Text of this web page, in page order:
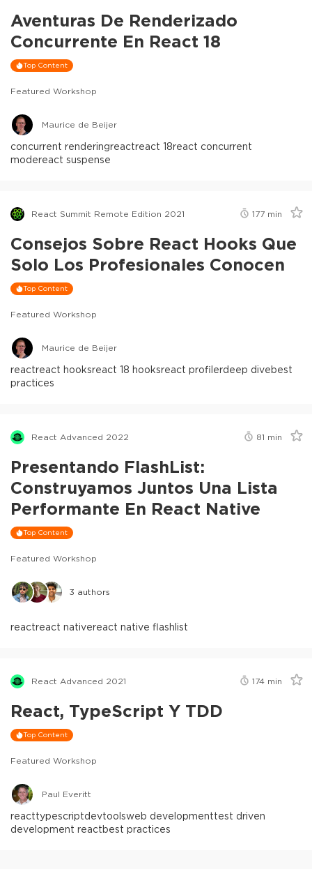
Aventuras De Renderizado
Concurrente En React 18
Top Content
Featured Workshop
Maurice de Beijer
concurrent renderingreactreact 18react concurrent
modereact suspense
React Summit Remote Edition 2021 177 min
Consejos Sobre React Hooks Que
Solo Los Profesionales Conocen
Top Content
Featured Workshop
Maurice de Beijer
reactreact hooksreact 18 hooksreact profilerdeep divebest
practices
React Advanced 2022 81 min
Presentando FlashList:
Construyamos Juntos Una Lista
Performante En React Native
Top Content
Featured Workshop
3 authors
reactreact nativereact native flashlist
React Advanced 2021 174 min
React, TypeScript Y TDD
Top Content
Featured Workshop
Paul Everitt
reacttypescriptdevtoolsweb developmenttest driven
development reactbest practices